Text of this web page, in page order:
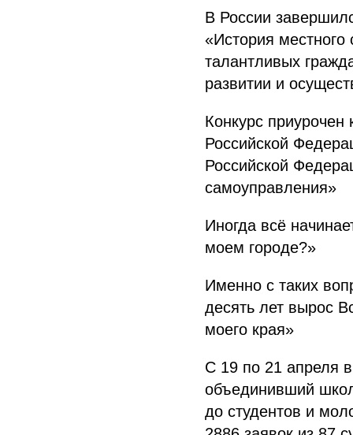
В России
«История
талантливых
развитии и
Конкурс
Российской
Российской
самоуправления»
Иногда всё
моем городе?»
Именно с таких
десять лет вырос
моего края»
С 19 по 21 апреля
объединивший
до студентов и